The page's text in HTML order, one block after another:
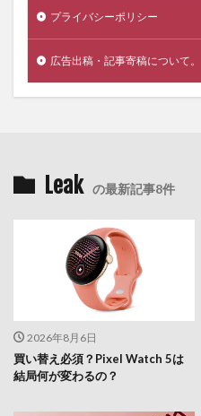
プライバシーポリシー
広告出稿・記事寄稿について。
Leak の最新記事8件
2026年8月6日
買い替え必須？Pixel Watch 5は
結局何が変わるの？